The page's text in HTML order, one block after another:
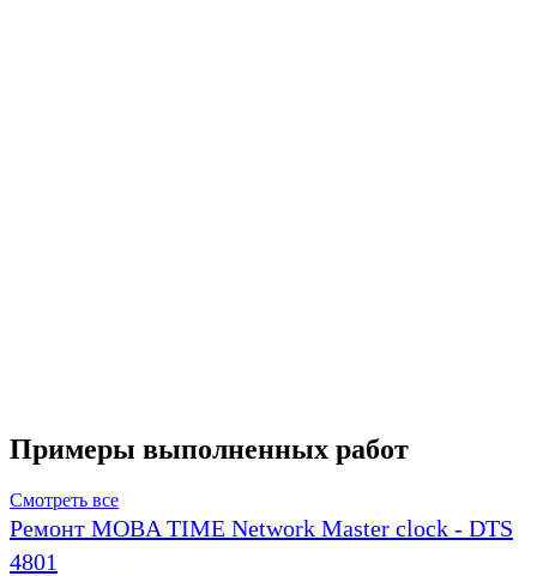
Примеры выполненных работ
Смотреть все
Ремонт MOBA TIME Network Master clock - DTS
4801